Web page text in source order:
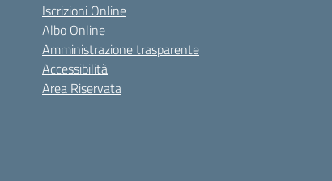
Iscrizioni Online
Albo Online
Amministrazione trasparente
Accessibilità
Area Riservata